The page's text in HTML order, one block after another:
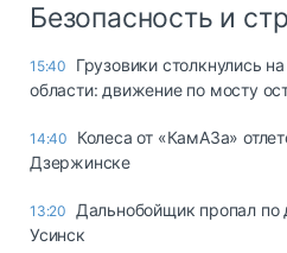
Безопасность и
15:40
Грузовики столкнулись
области: движение по мосту
14:40
Колеса от «КамАЗа»
Дзержинске
13:20
Дальнобойщик пропал по
Усинск